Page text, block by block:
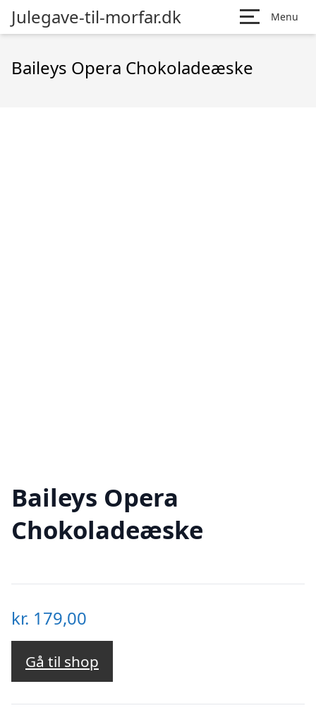
Julegave-til-morfar.dk Menu
Baileys Opera Chokoladeæske
Baileys Opera
Chokoladeæske
kr. 179,00
Gå til shop